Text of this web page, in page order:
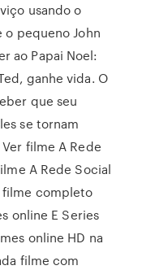
usando o
o pequeno John
ao Papai Noel:
ganhe vida. O
que seu
se tornam
Ver filme A Rede
A Rede Social
filme completo
online E Series
online HD na
filme com